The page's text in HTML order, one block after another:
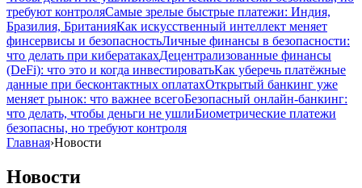
требуют контроляСамые зрелые быстрые платежи: Индия,
Бразилия, БританияКак искусственный интеллект меняет
финсервисы и безопасностьЛичные финансы в безопасности:
что делать при кибератакахДецентрализованные финансы
(DeFi): что это и когда инвестироватьКак уберечь платёжные
данные при бесконтактных оплатахОткрытый банкинг уже
меняет рынок: что важнее всегоБезопасный онлайн-банкинг:
что делать, чтобы деньги не ушлиБиометрические платежи
безопасны, но требуют контроля
Главная›Новости
Новости